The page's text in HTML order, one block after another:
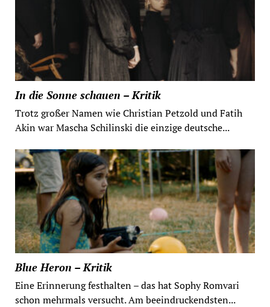
In die Sonne schauen – Kritik
Trotz großer Namen wie Christian Petzold und Fatih
Akin war Mascha Schilinski die einzige deutsche...
Blue Heron – Kritik
Eine Erinnerung festhalten – das hat Sophy Romvari
schon mehrmals versucht. Am beeindruckendsten...